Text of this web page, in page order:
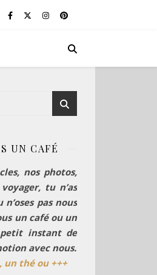
UN CAFÉ
nos photos,
tu n’as
pas nous
un café ou un
instant de
avec nous.
un thé ou +++